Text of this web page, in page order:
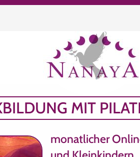
MIT
monatlicher